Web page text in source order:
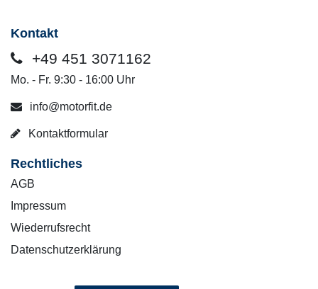
Kontakt
+49 451 3071162
Mo. - Fr. 9:30 - 16:00 Uhr
info@motorfit.de
Kontaktformular
Rechtliches
AGB
Impressum
Wiederrufsrecht
Datenschutzerklärung